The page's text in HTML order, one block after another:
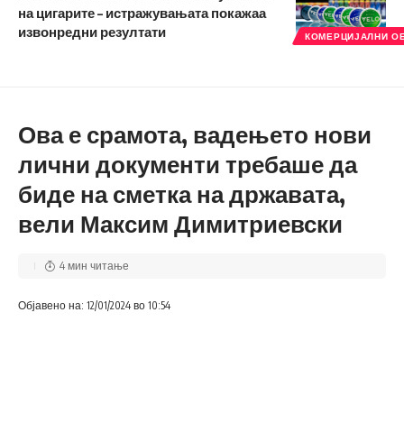
КОМЕРЦИЈАЛНИ
на цигарите – истражувањата покажаа
извонредни резултати
Ова е срамота, вадењето нови
лични документи требаше да
биде на сметка на државата,
вели Максим Димитриевски
Објавено на: 12/01/2024 во 10:54
4 мин читање